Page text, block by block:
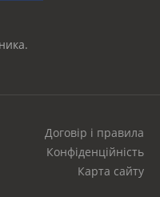
Договір і правила
Конфіденційність
Карта сайту